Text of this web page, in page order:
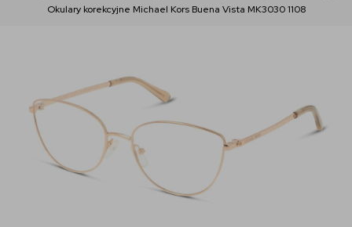
Okulary korekcyjne Michael Kors Buena Vista MK3030 1108